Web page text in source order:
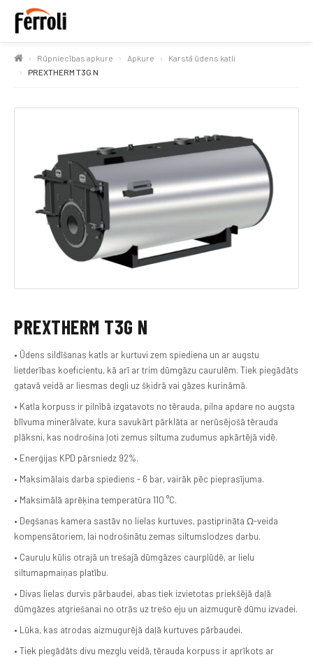
Rūpniecības apkure Apkure
Karstā ūdens katli
PREXTHERM T3G N
PREXTHERM T3G N
• Ūdens sildīšanas katls ar kurtuvi zem spiediena un ar augstu
lietderības koeficientu, kā arī ar trim dūmgāzu caurulēm. Tiek piegādāts
gatavā veidā ar liesmas degļi uz šķidrā vai gāzes kurināmā.
• Katla korpuss ir pilnībā izgatavots no tērauda, pilna apdare no augsta
blīvuma minerālvate, kura savukārt pārklāta ar nerūsējošā tērauda
plāksni, kas nodrošina ļoti zemus siltuma zudumus apkārtējā vidē.
• Enerģijas KPD pārsniedz 92%.
• Maksimālais darba spiediens - 6 bar, vairāk pēc pieprasījuma.
• Maksimālā aprēķina temperatūra 110 °C.
• Degšanas kamera sastāv no lielas kurtuves, pastiprināta Ω-veida
kompensātoriem, lai nodrošinātu zemas siltumslodzes darbu.
• Cauruļu kūlis otrajā un trešajā dūmgāzes caurplūdē, ar lielu
siltumapmaiņas platību.
• Divas lielas durvis pārbaudei, abas tiek izvietotas priekšējā daļā
dūmgāzes atgriešanai no otrās uz trešo eju un aizmugurē dūmu izvadei.
• Lūka, kas atrodas aizmugurējā daļā kurtuves pārbaudei.
• Tiek piegādāts divu mezglu veidā, tērauda korpuss ir aprīkots ar